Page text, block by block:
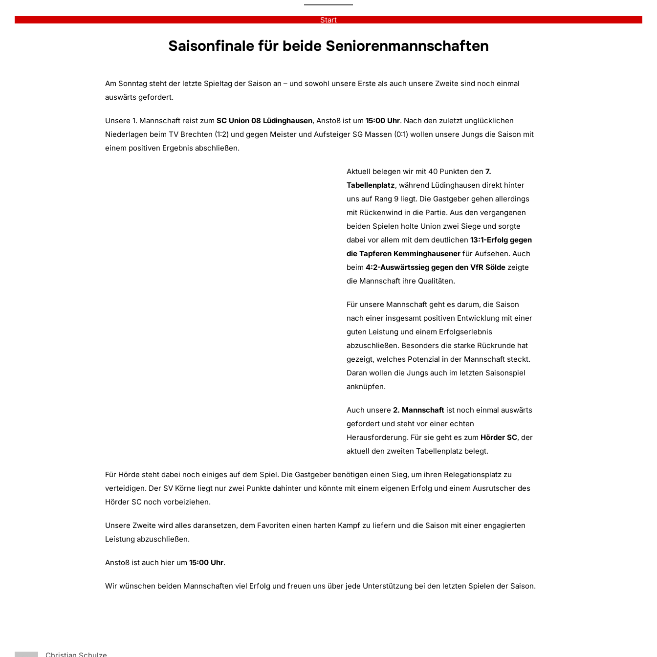
Inhalt
springen Start
Saisonfinale für beide Seniorenmannschaften
Am Sonntag steht der letzte Spieltag der Saison an – und sowohl unsere Erste als auch unsere Zweite sind noch einmal
auswärts gefordert.
Unsere 1. Mannschaft reist zumSC Union 08 Lüdinghausen, Anstoß ist um15:00 Uhr. Nach den zuletzt unglücklichen
Niederlagen beim TV Brechten (1:2) und gegen Meister und Aufsteiger SG Massen (0:1) wollen unsere Jungs die Saison mit
einem positiven Ergebnis abschließen.
Aktuell belegen wir mit 40 Punkten den 7.
Tabellenplatz, während Lüdinghausen direkt hinter
uns auf Rang 9 liegt. Die Gastgeber gehen allerdings
mit Rückenwind in die Partie. Aus den vergangenen
beiden Spielen holte Union zwei Siege und sorgte
dabei vor allem mit dem deutlichen 13:1-Erfolg gegen
die Tapferen Kemminghausenerfür Aufsehen. Auch
beim 4:2-Auswärtssieg gegen den VfR Söldezeigte
die Mannschaft ihre Qualitäten.
Für unsere Mannschaft geht es darum, die Saison
nach einer insgesamt positiven Entwicklung mit einer
guten Leistung und einem Erfolgserlebnis
abzuschließen. Besonders die starke Rückrunde hat
gezeigt, welches Potenzial in der Mannschaft steckt.
Daran wollen die Jungs auch im letzten Saisonspiel
anknüpfen.
Auch unsere 2. Mannschaftist noch einmal auswärts
gefordert und steht vor einer echten
Herausforderung. Für sie geht es zum Hörder SC, der
aktuell den zweiten Tabellenplatz belegt.
Für Hörde steht dabei noch einiges auf dem Spiel. Die Gastgeber benötigen einen Sieg, um ihren Relegationsplatz zu
verteidigen. Der SV Körne liegt nur zwei Punkte dahinter und könnte mit einem eigenen Erfolg und einem Ausrutscher des
Hörder SC noch vorbeiziehen.
Unsere Zweite wird alles daransetzen, dem Favoriten einen harten Kampf zu liefern und die Saison mit einer engagierten
Leistung abzuschließen.
Anstoß ist auch hier um15:00 Uhr.
Wir wünschen beiden Mannschaften viel Erfolg und freuen uns über jede Unterstützung bei den letzten Spielen der Saison.